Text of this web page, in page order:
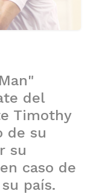
del
Timothy
de su
su
caso de
país.